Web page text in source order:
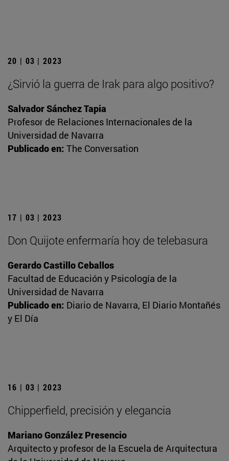
20 | 03 | 2023
¿Sirvió la guerra de Irak para algo positivo?
Salvador Sánchez Tapia
Profesor de Relaciones Internacionales de la
Universidad de Navarra
Publicado en: The Conversation
17 | 03 | 2023
Don Quijote enfermaría hoy de telebasura
Gerardo Castillo Ceballos
Facultad de Educación y Psicología de la
Universidad de Navarra
Publicado en: Diario de Navarra, El Diario Montañés
y El Día
16 | 03 | 2023
Chipperfield, precisión y elegancia
Mariano González Presencio
Arquitecto y profesor de la Escuela de Arquitectura